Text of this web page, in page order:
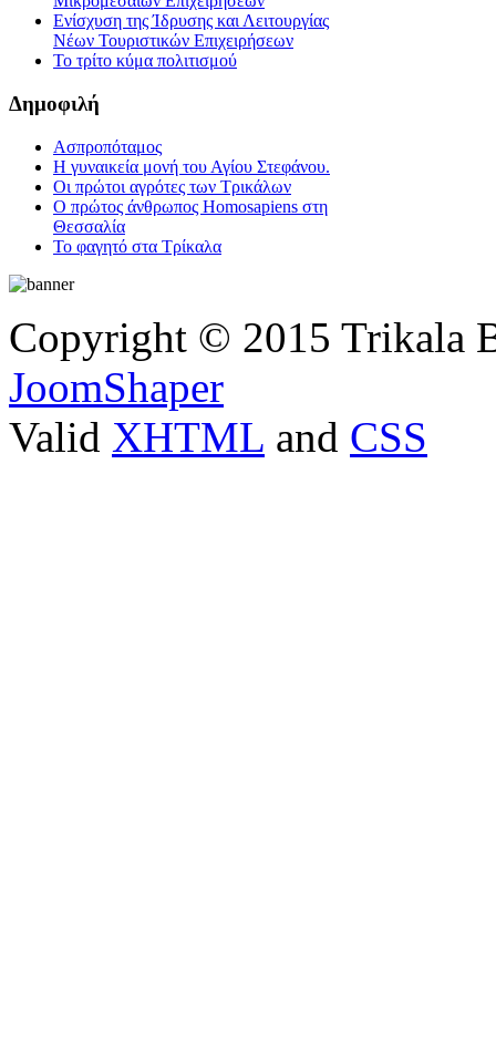
Ενίσχυση της Ίδρυσης και Λειτουργίας
Νέων Τουριστικών Επιχειρήσεων
Το τρίτο κύμα πολιτισμού
Δημοφιλή
Ασπροπόταμος
Η γυναικεία μονή του Αγίου Στεφάνου.
Οι πρώτοι αγρότες των Τρικάλων
Ο πρώτος άνθρωπος Homosapiens στη
Θεσσαλία
Το φαγητό στα Τρίκαλα
Copyright © 2015 Trikala
JoomShaper
Valid XHTML and CSS